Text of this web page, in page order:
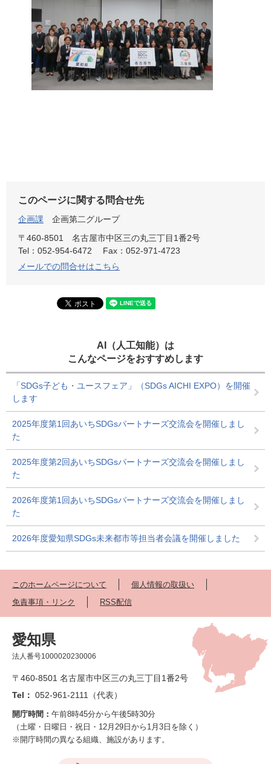
このページに関する問合せ先
企画課
企画第二グループ
〒460-8501
名古屋市中区三の丸三丁目1番2号
Tel：052-954-6472
Fax：052-971-4723
メールでの問合せはこちら
AI（人工知能）は
こんなページをおすすめします
「SDGs子ども・ユースフェア」（SDGs AICHI EXPO）を開催
します
2025年度第1回あいちSDGsパートナーズ交流会を開催しまし
た
2025年度第2回あいちSDGsパートナーズ交流会を開催しまし
た
2026年度第1回あいちSDGsパートナーズ交流会を開催しまし
た
2026年度愛知県SDGs未来都市等担当者会議を開催しました
このホームページについて
個人情報の取扱い
免責事項・リンク
RSS配信
愛知県
法人番号1000020230006
〒460-8501 名古屋市中区三の丸三丁目1番2号
Tel： 052-961-2111（代表）
開庁時間： 午前8時45分から午後5時30分
（土曜・日曜日・祝日・12月29日から1月3日を除く）
※開庁時間の異なる組織、施設があります。